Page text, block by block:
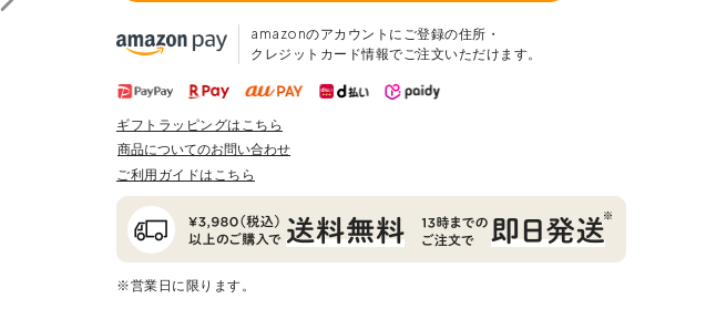
amazonのアカウントにご登録の住所・
クレジットカード情報でご注文いただけます。
ギフトラッピングはこちら
商品についてのお問い合わせ
ご利用ガイドはこちら
※営業日に限ります。